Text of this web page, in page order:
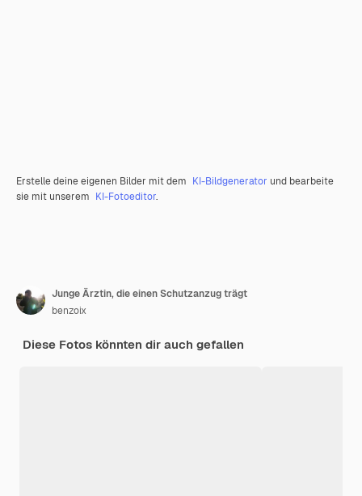
Erstelle deine eigenen Bilder mit dem KI-Bildgenerator und bearbeite
sie mit unserem KI-Fotoeditor.
Junge Ärztin, die einen Schutzanzug trägt
benzoix
Diese Fotos könnten dir auch gefallen